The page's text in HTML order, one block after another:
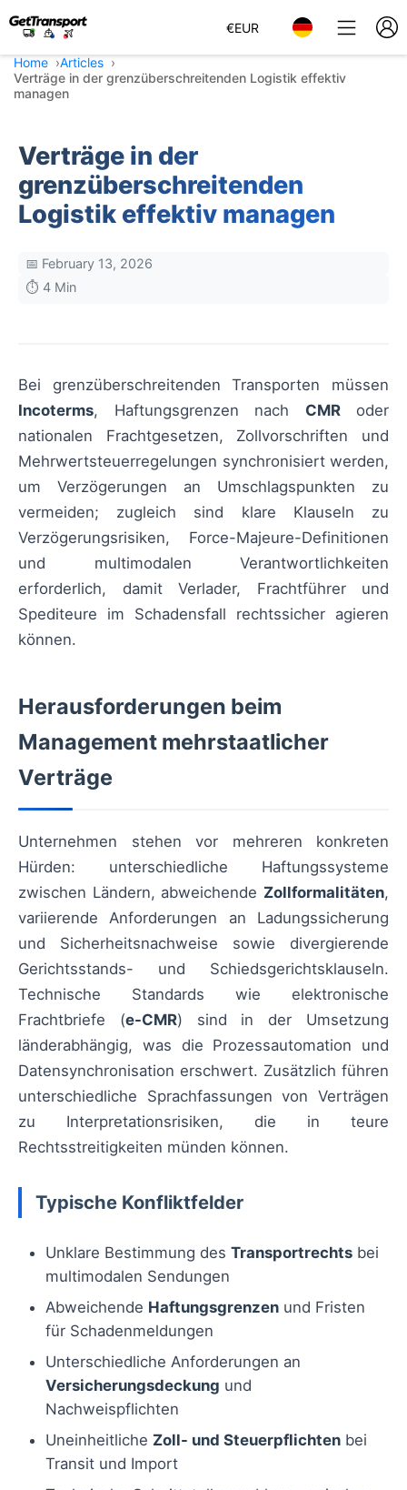
€EUR
Home
Articles
Verträge in der grenzüberschreitenden Logistik effektiv
managen
Verträge in der
grenzüberschreitenden
Logistik effektiv managen
📅 February 13, 2026
⏱️ 4 Min
Bei grenzüberschreitenden Transporten müssen
Incoterms, Haftungsgrenzen nach CMRoder
nationalen Frachtgesetzen, Zollvorschriften und
Mehrwertsteuerregelungen synchronisiert werden,
um Verzögerungen an Umschlagspunkten zu
vermeiden; zugleich sind klare Klauseln zu
Verzögerungsrisiken, Force-Majeure-Definitionen
und multimodalen Verantwortlichkeiten
erforderlich, damit Verlader, Frachtführer und
Spediteure im Schadensfall rechtssicher agieren
können.
Herausforderungen beim
Management mehrstaatlicher
Verträge
Unternehmen stehen vor mehreren konkreten
Hürden: unterschiedliche Haftungssysteme
zwischen Ländern, abweichende Zollformalitäten,
variierende Anforderungen an Ladungssicherung
und Sicherheitsnachweise sowie divergierende
Gerichtsstands- und Schiedsgerichtsklauseln.
Technische Standards wie elektronische
Frachtbriefe (e-CMR) sind in der Umsetzung
länderabhängig, was die Prozessautomation und
Datensynchronisation erschwert. Zusätzlich führen
unterschiedliche Sprachfassungen von Verträgen
zu Interpretationsrisiken, die in teure
Rechtsstreitigkeiten münden können.
Typische Konfliktfelder
Unklare Bestimmung des Transportrechts bei
multimodalen Sendungen
Abweichende Haftungsgrenzen und Fristen
für Schadenmeldungen
Unterschiedliche Anforderungen an
Versicherungsdeckung und
Nachweispflichten
Uneinheitliche Zoll- und Steuerpflichten bei
Transit und Import